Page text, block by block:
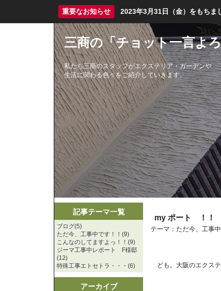
重要なお知らせ 2023年3月31日（金）をもちま
三商の「チョット一言よ
私たち三商のスタッフがエクステリア・ガーデンや
生活に関わる色々をご紹介していきます。
my ポート ！！
テーマ： ただ今、工事
ども。大阪のエクス
記事テーマ一覧
ブログ(5)
ただ今、工事中です！！(9)
こんなのしてますよっ！！(9)
ジーマ工事中レポート F様邸
(12)
特殊工事エトセトラ・・・(6)
アーカイブ